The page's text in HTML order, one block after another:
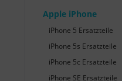
Apple iPhone
iPhone 5 Ersatzteile
iPhone 5s Ersatzteile
iPhone 5c Ersatzteile
iPhone SE Ersatzteile